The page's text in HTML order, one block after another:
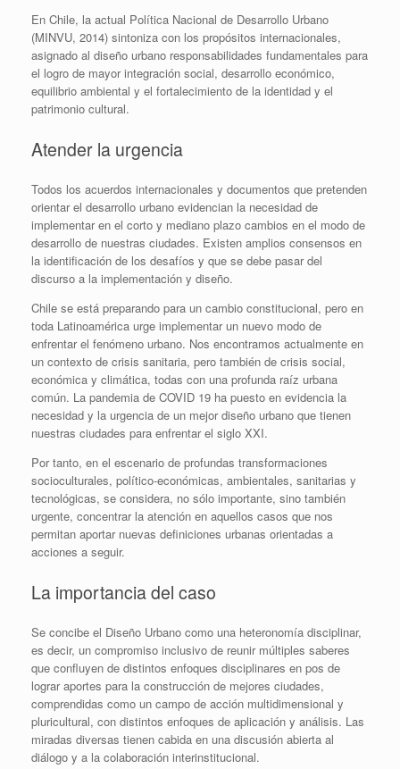
En Chile, la actual Política Nacional de Desarrollo Urbano
(MINVU, 2014) sintoniza con los propósitos internacionales,
asignado al diseño urbano responsabilidades fundamentales para
el logro de mayor integración social, desarrollo económico,
equilibrio ambiental y el fortalecimiento de la identidad y el
patrimonio cultural.
Atender la urgencia
Todos los acuerdos internacionales y documentos que pretenden
orientar el desarrollo urbano evidencian la necesidad de
implementar en el corto y mediano plazo cambios en el modo de
desarrollo de nuestras ciudades. Existen amplios consensos en
la identificación de los desafíos y que se debe pasar del
discurso a la implementación y diseño.
Chile se está preparando para un cambio constitucional, pero en
toda Latinoamérica urge implementar un nuevo modo de
enfrentar el fenómeno urbano. Nos encontramos actualmente en
un contexto de crisis sanitaria, pero también de crisis social,
económica y climática, todas con una profunda raíz urbana
común. La pandemia de COVID 19 ha puesto en evidencia la
necesidad y la urgencia de un mejor diseño urbano que tienen
nuestras ciudades para enfrentar el siglo XXI.
Por tanto, en el escenario de profundas transformaciones
socioculturales, político-económicas, ambientales, sanitarias y
tecnológicas, se considera, no sólo importante, sino también
urgente, concentrar la atención en aquellos casos que nos
permitan aportar nuevas definiciones urbanas orientadas a
acciones a seguir.
La importancia del caso
Se concibe el Diseño Urbano como una heteronomía disciplinar,
es decir, un compromiso inclusivo de reunir múltiples saberes
que confluyen de distintos enfoques disciplinares en pos de
lograr aportes para la construcción de mejores ciudades,
comprendidas como un campo de acción multidimensional y
pluricultural, con distintos enfoques de aplicación y análisis. Las
miradas diversas tienen cabida en una discusión abierta al
diálogo y a la colaboración interinstitucional.